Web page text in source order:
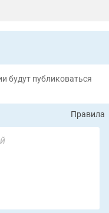
будут публиковаться
Правила